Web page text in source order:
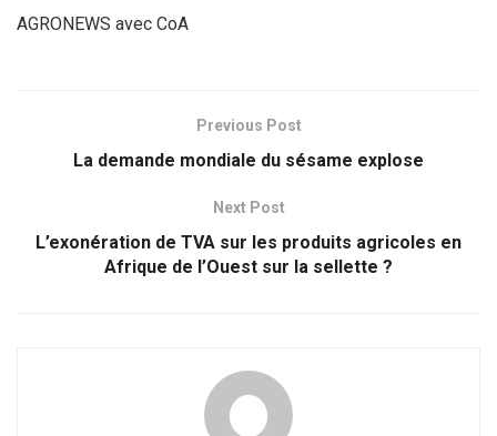
AGRONEWS avec CoA
Previous Post
La demande mondiale du sésame explose
Next Post
L’exonération de TVA sur les produits agricoles en
Afrique de l’Ouest sur la sellette ?